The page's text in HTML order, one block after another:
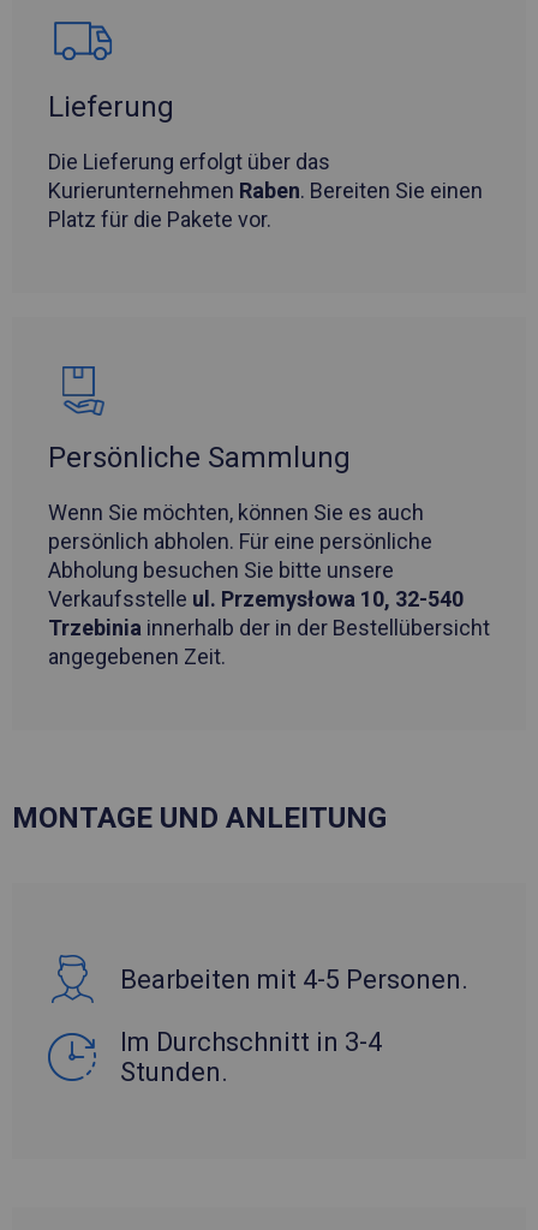
Lieferung
Die Lieferung erfolgt über das
Kurierunternehmen Raben. Bereiten Sie einen
Platz für die Pakete vor.
Persönliche Sammlung
Wenn Sie möchten, können Sie es auch
persönlich abholen. Für eine persönliche
Abholung besuchen Sie bitte unsere
Verkaufsstelle ul. Przemysłowa 10, 32-540
Trzebinia innerhalb der in der Bestellübersicht
angegebenen Zeit.
MONTAGE UND ANLEITUNG
Bearbeiten mit 4-5 Personen.
Im Durchschnitt in 3-4
Stunden.